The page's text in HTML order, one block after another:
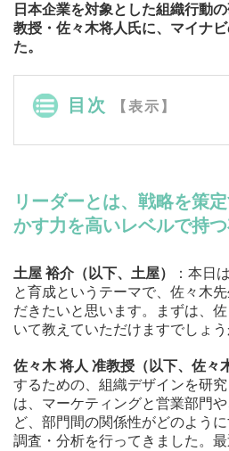
日本企業を対象とした組織行動
教授・佐々木将人氏に、マイナ
た。
目次 【表示】
リーダーとは、戦略を策
かす力を高いレベルで持
土屋 裕介（以下、土屋）
：本日
と育成というテーマで、佐々木
だきたいと思います。まずは、
いて教えていただけますでしょう
佐々木 将人 准教授（以下、佐々
するための、組織デザインを研
は、マーケティングと営業部門
ど、部門間の関係性がどのよう
調査・分析を行ってきました。